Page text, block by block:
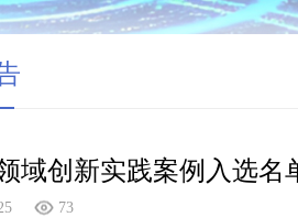
域创新实践案例入选名
73